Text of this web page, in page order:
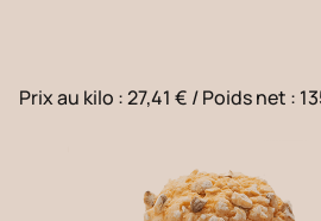
Prix au kilo : 27,41 € /Poids net :